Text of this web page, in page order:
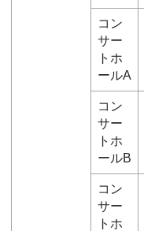
コン
サー
トホ
ールA
コン
サー
トホ
ールB
コン
サー
トホ